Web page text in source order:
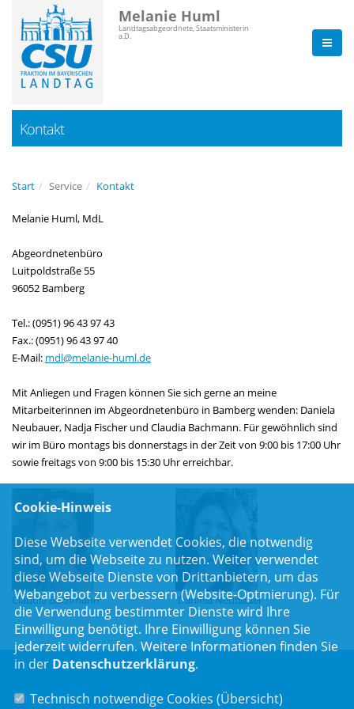
Melanie Huml
Landtagsabgeordnete, Staatsministerin
a.D.
Kontakt
Start Service Kontakt
Melanie Huml, MdL
Abgeordnetenbüro
Luitpoldstraße 55
96052 Bamberg
Tel.: (0951) 96 43 97 43
Fax.: (0951) 96 43 97 40
E-Mail: mdl@melanie-huml.de
Mit Anliegen und Fragen können Sie sich gerne an meine
Mitarbeiterinnen im Abgeordnetenbüro in Bamberg wenden: Daniela
Neubauer, Nadja Fischer und Claudia Bachmann. Für gewöhnlich sind
wir im Büro montags bis donnerstags in der Zeit von 9:00 bis 17:00 Uhr
sowie freitags von 9:00 bis 15:30 Uhr erreichbar.
Claudia Bachmann Daniela Neubauer
Luitpoldstr. 55
Cookie-Hinweis
Diese Webseite verwendet Cookies, die notwendig
sind, um die Webseite zu nutzen. Weiter verwendet
diese Webseite Dienste von Drittanbietern, um das
Webangebot zu verbessern (Website-Optmierung). Für
die Verwendung bestimmter Dienste wird Ihre
Einwilligung benötigt. Ihre Einwilligung können Sie
jederzeit widerrufen. Weitere Informationen finden Sie
in der Datenschutzerklärung.
Technisch notwendige Cookies (Übersicht)